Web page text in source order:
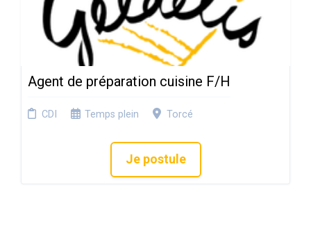
Agent de préparation cuisine F/H
CDI Temps plein Torcé
Je postule